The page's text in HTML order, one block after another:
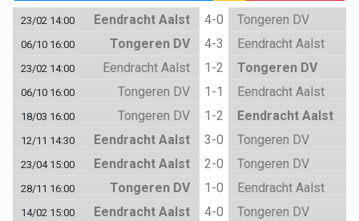
23/02 14:00 Eendracht Aalst 4-0 Tongeren DV
06/10 16:00 Tongeren DV 4-3 Eendracht Aalst
23/02 14:00 Eendracht Aalst 1-2 Tongeren DV
06/10 16:00 Tongeren DV 1-1 Eendracht Aalst
18/03 16:00 Tongeren DV 1-2 Eendracht Aalst
12/11 14:30 Eendracht Aalst 3-0 Tongeren DV
23/04 15:00 Eendracht Aalst 2-0 Tongeren DV
28/11 16:00 Tongeren DV 1-0 Eendracht Aalst
14/02 15:00 Eendracht Aalst 4-0 Tongeren DV